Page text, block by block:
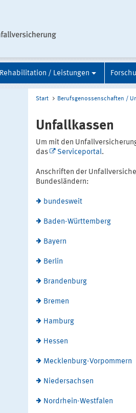
Rehabilitation / Leistungen
Start Berufsgenossenschaften /
Unfallkassen
Um mit den
das
Serviceportal.
Anschriften der
Bundesländern:
bundesweit
Baden-Württemberg
Bayern
Berlin
Brandenburg
Bremen
Hamburg
Hessen
Mecklenburg-Vorpommern
Niedersachsen
Nordrhein-Westfalen